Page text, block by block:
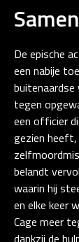
De epische
een nabije
buitenaardse
tegen
een officier
gezien
belandt
waarin hij
en elke keer
Cage meer
dankzij de